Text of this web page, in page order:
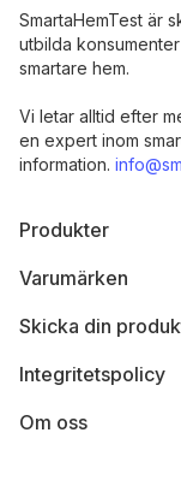
Produkter
Varumärken
Skicka din
Integritetspolicy
Om oss
SmartaHemTest är
utbilda
smartare hem.
Vi letar alltid efter
en expert inom
information.